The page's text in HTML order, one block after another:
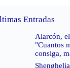
Entradas
Alarcón,
"Cuantos
consiga,